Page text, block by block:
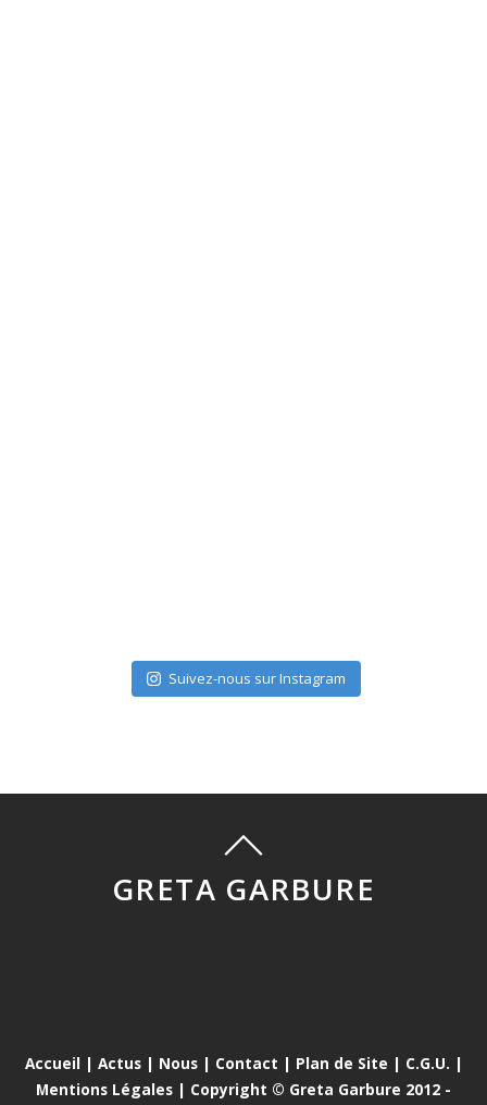
Suivez-nous sur Instagram
GRETA GARBURE
Accueil | Actus| Nous| Contact | Plan de Site | C.G.U. |
Mentions Légales | Copyright © Greta Garbure 2012 -